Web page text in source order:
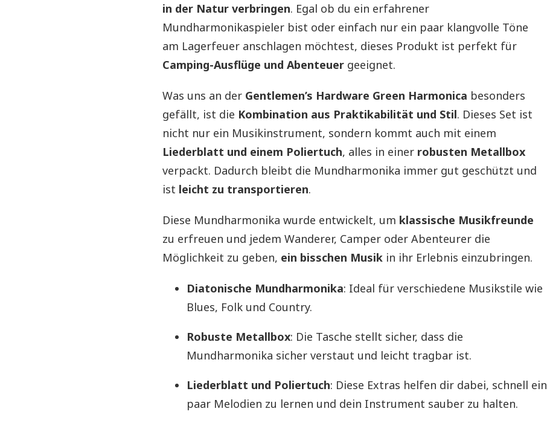
in der Natur verbringen. Egal ob du ein erfahrener
Mundharmonikaspieler bist oder einfach nur ein paar klangvolle Töne
am Lagerfeuer anschlagen möchtest, dieses Produkt ist perfekt für
Camping-Ausflüge und Abenteuer geeignet.
Was uns an der Gentlemen’s Hardware Green Harmonica besonders
gefällt, ist die Kombination aus Praktikabilität und Stil. Dieses Set ist
nicht nur ein Musikinstrument, sondern kommt auch mit einem
Liederblatt und einem Poliertuch, alles in einer robusten Metallbox
verpackt. Dadurch bleibt die Mundharmonika immer gut geschützt und
ist leicht zu transportieren.
Diese Mundharmonika wurde entwickelt, um klassische Musikfreunde
zu erfreuen und jedem Wanderer, Camper oder Abenteurer die
Möglichkeit zu geben, ein bisschen Musik in ihr Erlebnis einzubringen.
Diatonische Mundharmonika: Ideal für verschiedene Musikstile wie
Blues, Folk und Country.
Robuste Metallbox: Die Tasche stellt sicher, dass die
Mundharmonika sicher verstaut und leicht tragbar ist.
Liederblatt und Poliertuch: Diese Extras helfen dir dabei, schnell ein
paar Melodien zu lernen und dein Instrument sauber zu halten.